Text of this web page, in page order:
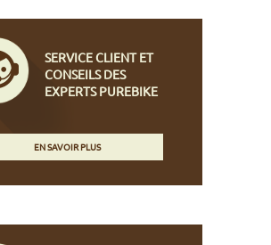
SERVICE CLIENT ET
CONSEILS DES
EXPERTS PUREBIKE
EN SAVOIR PLUS